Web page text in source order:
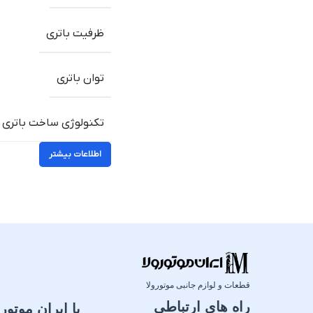
ظرفیت باتری
توان باتری
تکنولوژی ساخت باتری
اطلاعات بیشتر
قطعات و لوازم جانبی موتورولا
راه های ارتباطی با ایران